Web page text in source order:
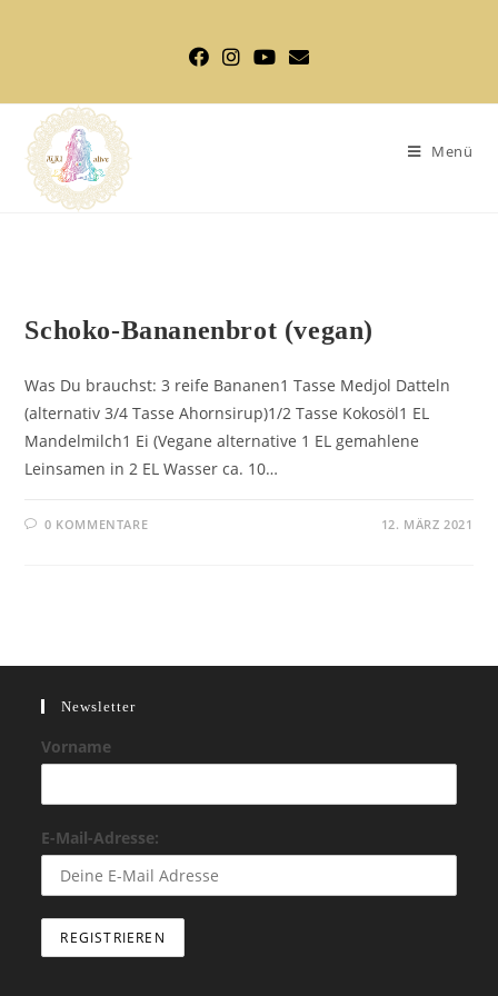
Menü
Schoko-Bananenbrot (vegan)
Was Du brauchst: 3 reife Bananen1 Tasse Medjol Datteln
(alternativ 3/4 Tasse Ahornsirup)1/2 Tasse Kokosöl1 EL
Mandelmilch1 Ei (Vegane alternative 1 EL gemahlene
Leinsamen in 2 EL Wasser ca. 10…
0 KOMMENTARE 12. MÄRZ 2021
Newsletter
Vorname
E-Mail-Adresse: